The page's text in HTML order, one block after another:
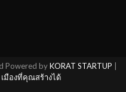
Powered byKORAT STARTUP
เมืองที่คุณสร้างได้